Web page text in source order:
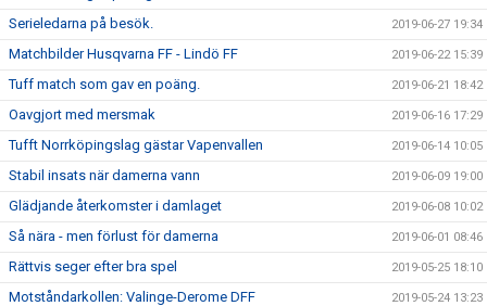
Serieledarna på besök. 2019-06-27 19:34
Matchbilder Husqvarna FF - Lindö FF 2019-06-22 15:39
Tuff match som gav en poäng. 2019-06-21 18:42
Oavgjort med mersmak 2019-06-16 17:29
Tufft Norrköpingslag gästar Vapenvallen 2019-06-14 10:05
Stabil insats när damerna vann 2019-06-09 19:00
Glädjande återkomster i damlaget 2019-06-08 10:02
Så nära - men förlust för damerna 2019-06-01 08:46
Rättvis seger efter bra spel 2019-05-25 18:10
Motståndarkollen: Valinge-Derome DFF 2019-05-24 13:23